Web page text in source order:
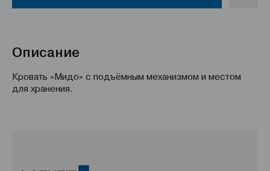
Описание
Кровать «Мидо» с подъёмным механизмом и местом
для хранения.